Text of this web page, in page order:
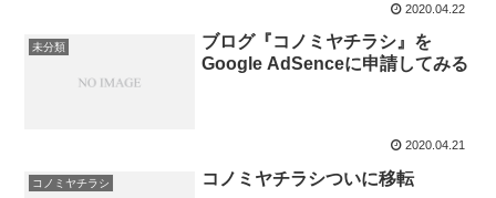
2020.04.22
未分類
ブログ『コノミヤチラシ』を
Google AdSenceに申請してみる
2020.04.21
コノミヤチラシ コノミヤチラシついに移転